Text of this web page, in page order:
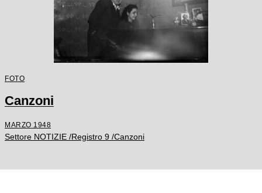
FOTO
Canzoni
MARZO 1948
Settore NOTIZIE /Registro 9 /Canzoni